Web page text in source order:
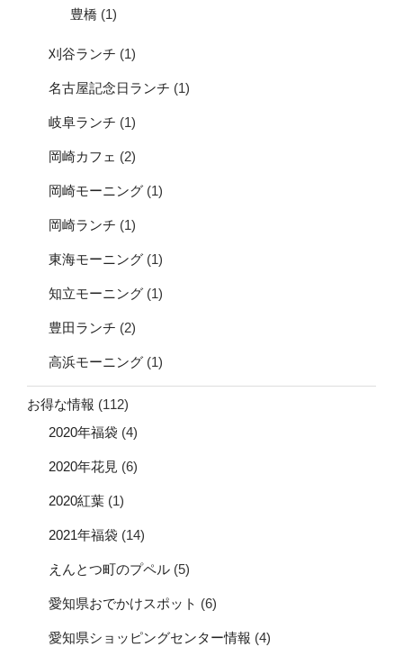
豊橋 (1)
刈谷ランチ (1)
名古屋記念日ランチ (1)
岐阜ランチ (1)
岡崎カフェ (2)
岡崎モーニング (1)
岡崎ランチ (1)
東海モーニング (1)
知立モーニング (1)
豊田ランチ (2)
高浜モーニング (1)
お得な情報 (112)
2020年福袋 (4)
2020年花見 (6)
2020紅葉 (1)
2021年福袋 (14)
えんとつ町のプペル (5)
愛知県おでかけスポット (6)
愛知県ショッピングセンター情報 (4)